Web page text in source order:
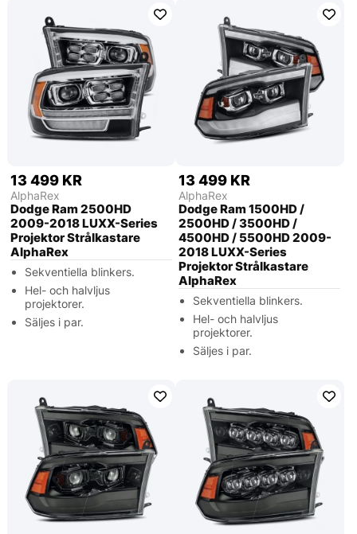
13 499 KR
AlphaRex
Dodge Ram 2500HD
2009-2018 LUXX-Series
Projektor Strålkastare
AlphaRex
Sekventiella blinkers.
Hel- och halvljus
projektorer.
Säljes i par.
13 499 KR
AlphaRex
Dodge Ram 1500HD /
2500HD / 3500HD /
4500HD / 5500HD 2009-
2018 LUXX-Series
Projektor Strålkastare
AlphaRex
Sekventiella blinkers.
Hel- och halvljus
projektorer.
Säljes i par.